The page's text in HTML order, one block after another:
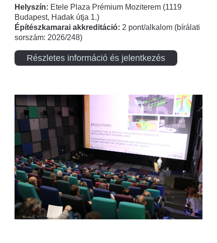
Helyszín: Etele Plaza Prémium Moziterem (1119
Budapest, Hadak útja 1.)
Építészkamarai akkreditáció: 2 pont/alkalom (bírálati
sorszám: 2026/248)
Részletes információ és jelentkezés